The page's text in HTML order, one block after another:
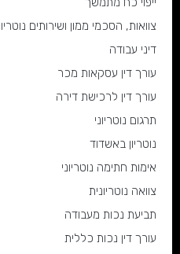
צוואות, הסכמי ממון ושירותים
דיני עבודה
עורך דין עסקאות מכר
עורך דין לרכישת דירה
תרגום נוטריוני
נוטריון באשדוד
אימות חתימה נוטריוני
צוואה נוטריונית
תביעת נכות מעבודה
עורך דין נכות כללית